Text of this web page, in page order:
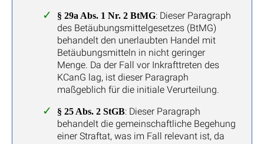
§ 29a Abs. 1 Nr. 2 BtMG: Dieser Paragraph
des Betäubungsmittelgesetzes (BtMG)
behandelt den unerlaubten Handel mit
Betäubungsmitteln in nicht geringer
Menge. Da der Fall vor Inkrafttreten des
KCanG lag, ist dieser Paragraph
maßgeblich für die initiale Verurteilung.
§ 25 Abs. 2 StGB: Dieser Paragraph
behandelt die gemeinschaftliche Begehung
einer Straftat, was im Fall relevant ist, da